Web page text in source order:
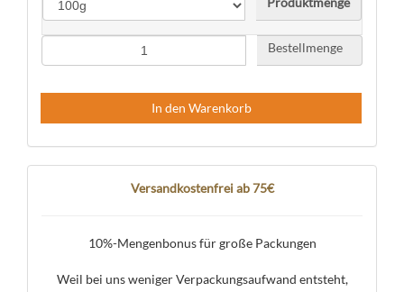
Bestellmenge
In den Warenkorb
Versandkostenfrei ab 75€
10%-Mengenbonus für große Packungen
Weil bei uns weniger Verpackungsaufwand entsteht,